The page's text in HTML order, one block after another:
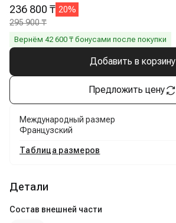
236 800 ₸ 20%
295 900 ₸
Вернём 42 600 ₸ бонусами после покупки
Добавить в корзину
Предложить цену
Международный размер
Французский
Таблица размеров
Детали
Состав внешней части